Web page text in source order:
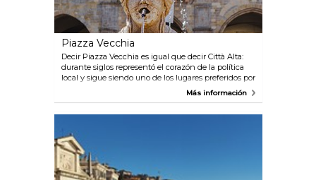
Piazza Vecchia
Decir Piazza Vecchia es igual que decir Città Alta:
durante siglos representó el corazón de la política
local y sigue siendo uno de los lugares preferidos por
los bergamascos para pasar el tiempo en compañía.
Si te sientas en uno de los restaurantes y cafés de la
Puedes observar el Palazzo della Ragione, la más
antigua de las sedes comunales de Lombardia
existentes, y la Torre Cívica, llamada “Campanone”.
En el centro de la plaza puede admirarse la fuente
Contarini, regalada a la ciudad por el Podestá Alvise
Más información